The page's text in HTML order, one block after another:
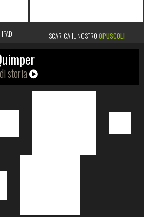
SCARICA IL NOSTRO OPUSCOLI
storia